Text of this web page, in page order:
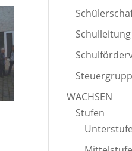
Schulleitung
WACHSEN
Stufen
Unterstufe